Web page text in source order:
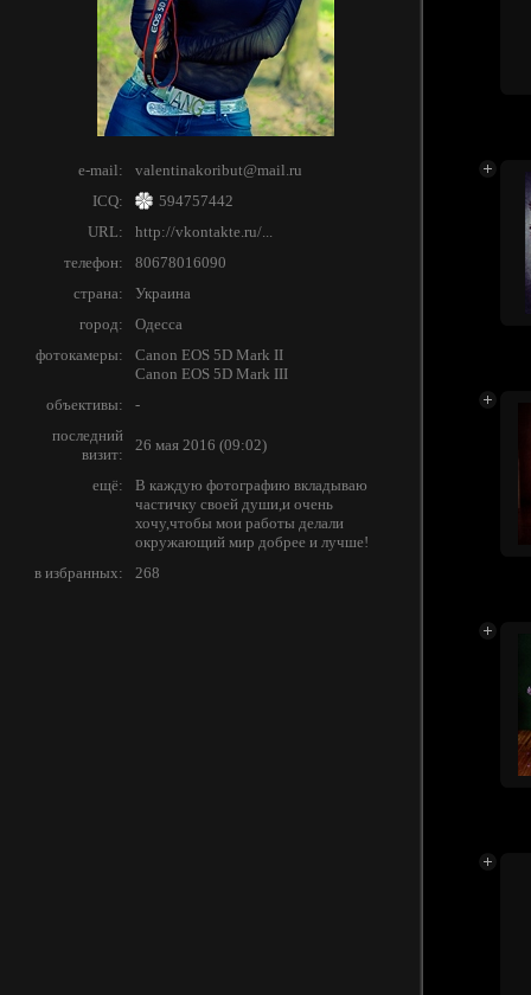
e-mail:
valentinakoribut@mail.ru
ICQ:
594757442
URL:
http://vkontakte.ru/...
телефон:
80678016090
страна:
Украина
город:
Одесса
фотокамеры:
Canon EOS 5D Mark II
Canon EOS 5D Mark III
объективы:
-
последний
визит:
26 мая 2016 (09:02)
ещё:
В каждую фотографию вкладываю
частичку своей души,и очень
хочу,чтобы мои работы делали
окружающий мир добрее и лучше!
в избранных:
268